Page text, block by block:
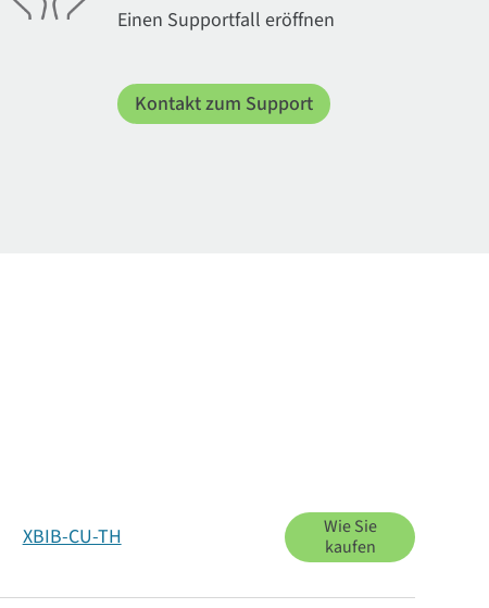
Einen Supportfall eröffnen
Kontakt zum Support
XBIB-CU-TH
Wie Sie
kaufen